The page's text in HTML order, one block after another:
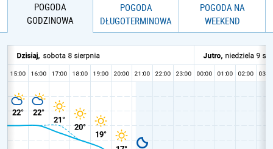
POGODA
GODZINOWA
POGODA
DŁUGOTERMINOWA
POGODA NA
WEEKEND